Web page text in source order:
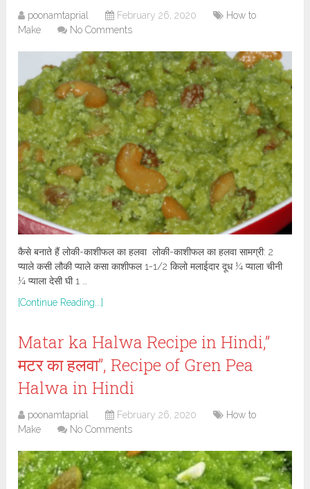
poonamtaprial February 26, 2020
How to
Make
No Comments
कैसे बनाते हैं लोकी-काशीफल का हलवा लोकी-काशीफल का हलवा सामग्री: 2
प्याले कसी लौकी प्याले कसा काशीफल 1-1/2 किलो मलाईदार दूध ¼ प्याला चीनी
¼ प्याला देसी घी 1 …
[Continue Reading...]
Matar ka Halwa Recipe in Hindi,”
मटर का हलवा”, Recipe of Gren Pea
Halwa in Hindi
poonamtaprial February 26, 2020
How to
Make
No Comments